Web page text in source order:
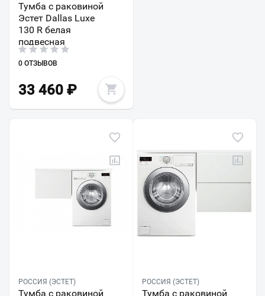
Тумба с раковиной
Эстет Dallas Luxe
130 R белая
подвесная
0 ОТЗЫВОВ
33 460 ₽
РОССИЯ (ЭСТЕТ)
Тумба с раковиной
РОССИЯ (ЭСТЕТ)
Тумба с раковиной